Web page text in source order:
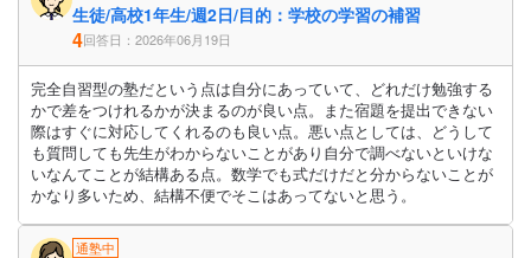
生徒/高校1年生/週2日/目的：学校の学習の補習
4回答日：2026年06月19日
完全自習型の塾だという点は自分にあっていて、どれだけ勉強する
かで差をつけれるかが決まるのが良い点。また宿題を提出できない
際はすぐに対応してくれるのも良い点。悪い点としては、どうして
も質問しても先生がわからないことがあり自分で調べないといけな
いなんてことが結構ある点。数学でも式だけだと分からないことが
かなり多いため、結構不便でそこはあってないと思う。
通塾中